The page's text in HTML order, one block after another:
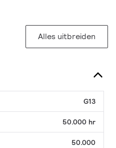
Alles uitbreiden
G13
50.000 hr
50.000